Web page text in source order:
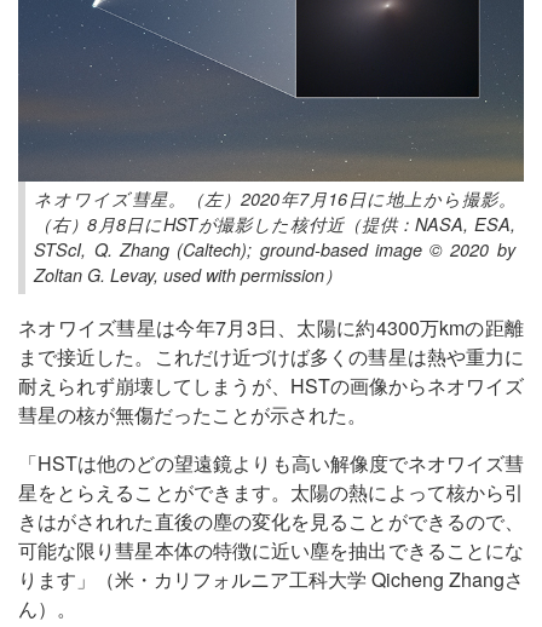
ネオワイズ彗星。（左）2020年7月16日に地上から撮影。
（右）8月8日にHSTが撮影した核付近（提供：NASA, ESA,
STScI, Q. Zhang (Caltech); ground-based image © 2020 by
Zoltan G. Levay, used with permission）
ネオワイズ彗星は今年7月3日、太陽に約4300万kmの距離
まで接近した。これだけ近づけば多くの彗星は熱や重力に
耐えられず崩壊してしまうが、HSTの画像からネオワイズ
彗星の核が無傷だったことが示された。
「HSTは他のどの望遠鏡よりも高い解像度でネオワイズ彗
星をとらえることができます。太陽の熱によって核から引
きはがされれた直後の塵の変化を見ることができるので、
可能な限り彗星本体の特徴に近い塵を抽出できることにな
ります」（米・カリフォルニア工科大学 Qicheng Zhangさ
ん）。